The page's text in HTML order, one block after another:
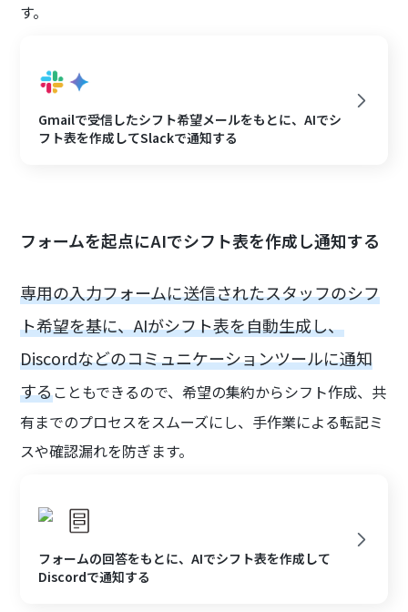
す。
Gmailで受信したシフト希望メールをもとに、AIでシ
フト表を作成してSlackで通知する
フォームを起点にAIでシフト表を作成し通知する
専用の入力フォームに送信されたスタッフのシフ
ト希望を基に、AIがシフト表を自動生成し、
Discordなどのコミュニケーションツールに通知
することもできるので、希望の集約からシフト作成、共
有までのプロセスをスムーズにし、手作業による転記ミ
スや確認漏れを防ぎます。
フォームの回答をもとに、AIでシフト表を作成して
Discordで通知する